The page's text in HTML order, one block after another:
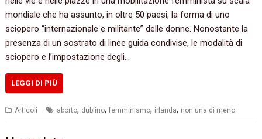
mondiale che ha assunto, in oltre 50 paesi, la forma di uno
sciopero “internazionale e militante” delle donne. Nonostante la
presenza di un sostrato di linee guida condivise, le modalità di
sciopero e l’impostazione degli…
LEGGI DI PIÙ
Articoli aborto, dublino,femminismo, irlanda, non una di meno